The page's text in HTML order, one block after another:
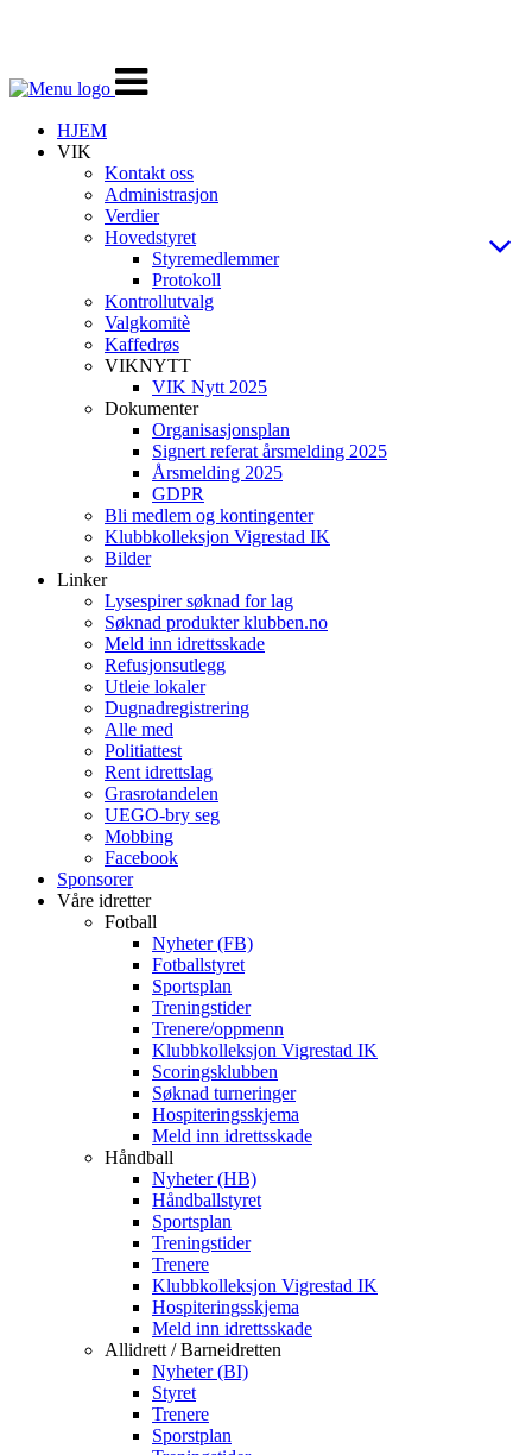
Veksle
navigasjon
HJEM
VIK
Kontakt oss
Administrasjon
Verdier
Hovedstyret
Styremedlemmer
Protokoll
Kontrollutvalg
Valgkomitè
Kaffedrøs
VIKNYTT
VIK Nytt 2025
Dokumenter
Organisasjonsplan
Signert referat årsmelding 2025
Årsmelding 2025
GDPR
Bli medlem og kontingenter
Klubbkolleksjon Vigrestad IK
Bilder
Linker
Lysespirer søknad for lag
Søknad produkter klubben.no
Meld inn idrettsskade
Refusjonsutlegg
Utleie lokaler
Dugnadregistrering
Alle med
Politiattest
Rent idrettslag
Grasrotandelen
UEGO-bry seg
Mobbing
Facebook
Sponsorer
Våre idretter
Fotball
Nyheter (FB)
Fotballstyret
Sportsplan
Treningstider
Trenere/oppmenn
Klubbkolleksjon Vigrestad IK
Scoringsklubben
Søknad turneringer
Hospiteringsskjema
Meld inn idrettsskade
Håndball
Nyheter (HB)
Håndballstyret
Sportsplan
Treningstider
Trenere
Klubbkolleksjon Vigrestad IK
Hospiteringsskjema
Meld inn idrettsskade
Allidrett / Barneidretten
Nyheter (BI)
Styret
Trenere
Sporstplan